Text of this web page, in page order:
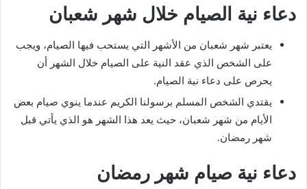
دعاء نية الصيام خلال شهر شعبان
يعتبر شهر شعبان من الأشهر التي يستحب فيها الصيام، ويجب
على الشخص الذي عقد النية على الصيام خلال الشهر أن
يحرص على دعاء نية الصيام.
يقتدي الشخص المسلم برسولنا الكريم عندما ينوي صيام بعض
الأيام من شهر شعبان، حيث يعد هذا الشهر هو الذي يأتي قبل
شهر رمضان.
دعاء نية صيام شهر رمضان